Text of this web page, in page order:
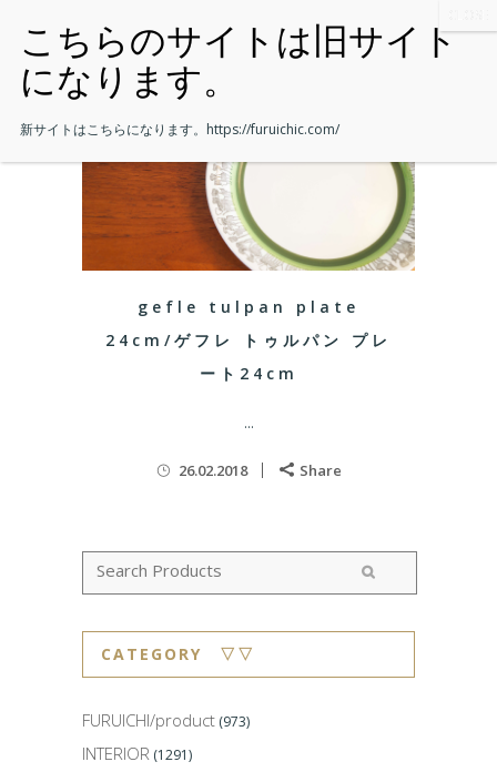
gefle tulpan plate
24cm/ゲフレ トゥルパン プレ
ート24cm
...
26.02.2018 Share
CATEGORY ▽▽
FURUICHI/product (973)
INTERIOR (1291)
新サイトはこちらになります。 https://furuichic.com/